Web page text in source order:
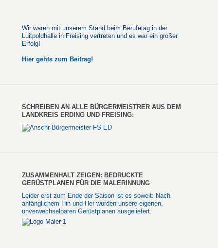
Wir waren mit unserem Stand beim Berufetag in der
Luitpoldhalle in Freising vertreten und es war ein großer
Erfolg!
Hier gehts zum Beitrag!
SCHREIBEN AN ALLE BÜRGERMEISTRER AUS DEM
LANDKREIS ERDING UND FREISING:
ZUSAMMENHALT ZEIGEN: BEDRUCKTE
GERÜSTPLANEN FÜR DIE MALERINNUNG
Leider erst zum Ende der Saison ist es soweit: Nach
anfänglichem Hin und Her wurden unsere eigenen,
unverwechselbaren Gerüstplanen ausgeliefert.